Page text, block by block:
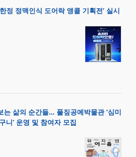
정 정맥인식 도어락 앵콜 기획전’ 실시
는 삶의 순간들… 풀짚공예박물관 ‘심미
니’ 운영 및 참여자 모집